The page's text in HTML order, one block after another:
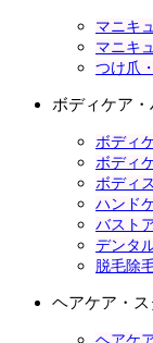
マニキ
マニキ
つけ爪
ボディケア
ボディ
ボディ
ボディ
ハンド
バスト
デンタ
脱毛除
ヘアケア・